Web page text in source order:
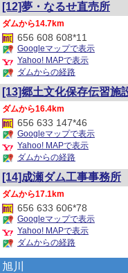
[12]夢・なるせ直売所
14.7km
656 608 608*11
Googleマップで表示
Yahoo! MAPで表示
ダムからの経路
[13]郷土文化保存伝習施
16.4km
656 633 147*46
Googleマップで表示
Yahoo! MAPで表示
ダムからの経路
[14]成瀬ダム工事事務所
17.1km
656 633 606*78
Googleマップで表示
Yahoo! MAPで表示
ダムからの経路
旭川